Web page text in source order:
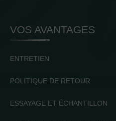
VOS AVANTAGES
ENTRETIEN
POLITIQUE DE RETOUR
ESSAYAGE ET ÉCHANTILLON